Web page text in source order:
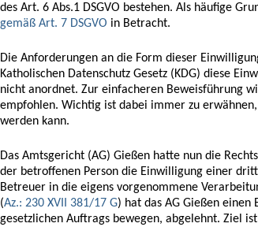
des Art. 6 Abs.1 DSGVO bestehen. Als häufige
gemäß Art. 7 DSGVO in Betracht.
Die Anforderungen an die Form dieser
Katholischen Datenschutz Gesetz (KDG) diese
nicht anordnet. Zur einfacheren Beweisführung
empfohlen. Wichtig ist dabei immer zu
werden kann.
Das Amtsgericht (AG) Gießen hatte nun die
der betroffenen Person die Einwilligung einer
Betreuer in die eigens vorgenommene
(Az.: 230 XVII 381/17 G) hat das AG Gießen
gesetzlichen Auftrags bewegen, abgelehnt. Ziel